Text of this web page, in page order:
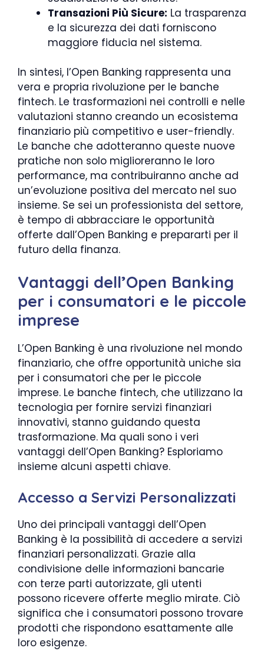
Transazioni Più Sicure: La trasparenza
e la sicurezza dei dati forniscono
maggiore fiducia nel sistema.
In sintesi, l’Open Banking rappresenta una
vera e propria rivoluzione per le banche
fintech. Le trasformazioni nei controlli e nelle
valutazioni stanno creando un ecosistema
finanziario più competitivo e user-friendly.
Le banche che adotteranno queste nuove
pratiche non solo miglioreranno le loro
performance, ma contribuiranno anche ad
un’evoluzione positiva del mercato nel suo
insieme. Se sei un professionista del settore,
è tempo di abbracciare le opportunità
offerte dall’Open Banking e prepararti per il
futuro della finanza.
Vantaggi dell’Open Banking
per i consumatori e le piccole
imprese
L’Open Banking è una rivoluzione nel mondo
finanziario, che offre opportunità uniche sia
per i consumatori che per le piccole
imprese. Le banche fintech, che utilizzano la
tecnologia per fornire servizi finanziari
innovativi, stanno guidando questa
trasformazione. Ma quali sono i veri
vantaggi dell’Open Banking? Esploriamo
insieme alcuni aspetti chiave.
Accesso a Servizi Personalizzati
Uno dei principali vantaggi dell’Open
Banking è la possibilità di accedere a servizi
finanziari personalizzati. Grazie alla
condivisione delle informazioni bancarie
con terze parti autorizzate, gli utenti
possono ricevere offerte meglio mirate. Ciò
significa che i consumatori possono trovare
prodotti che rispondono esattamente alle
loro esigenze.